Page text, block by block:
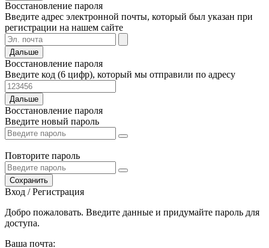
Восстановление пароля
Введите адрес электронной почты, который был указан при
регистрации на нашем сайте
Дальше
Восстановление пароля
Введите код (6 цифр), который мы отправили по адресу
Дальше
Восстановление пароля
Введите новый пароль
Повторите пароль
Сохранить
Вход / Регистрация
Добро пожаловать. Введите данные и придумайте пароль для
доступа.
Ваша почта: